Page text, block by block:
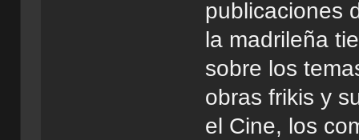
publicaciones
la madrileña
sobre los
obras frikis y
el Cine, los